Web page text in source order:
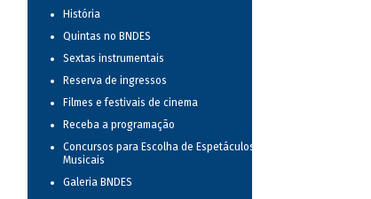
História
Quintas no BNDES
Sextas instrumentais
Reserva de ingressos
Filmes e festivais de cinema
Receba a programação
Concursos para Escolha de Espetáculos
Musicais
Galeria BNDES